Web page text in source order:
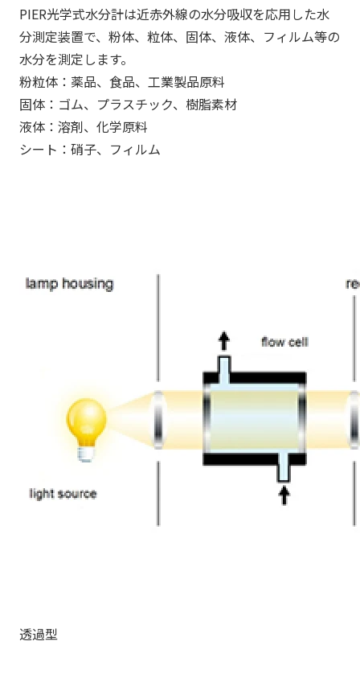
PIER光学式水分計は近赤外線の水分吸収を応用した水
分測定装置で、粉体、粒体、固体、液体、フィルム等の
水分を測定します。
粉粒体：薬品、食品、工業製品原料
固体：ゴム、プラスチック、樹脂素材
液体：溶剤、化学原料
シート：硝子、フィルム
透過型